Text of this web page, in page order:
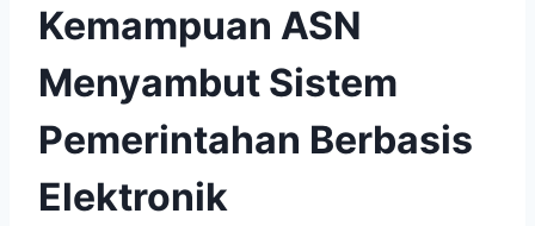
Kemampuan ASN
Menyambut Sistem
Pemerintahan Berbasis
Elektronik